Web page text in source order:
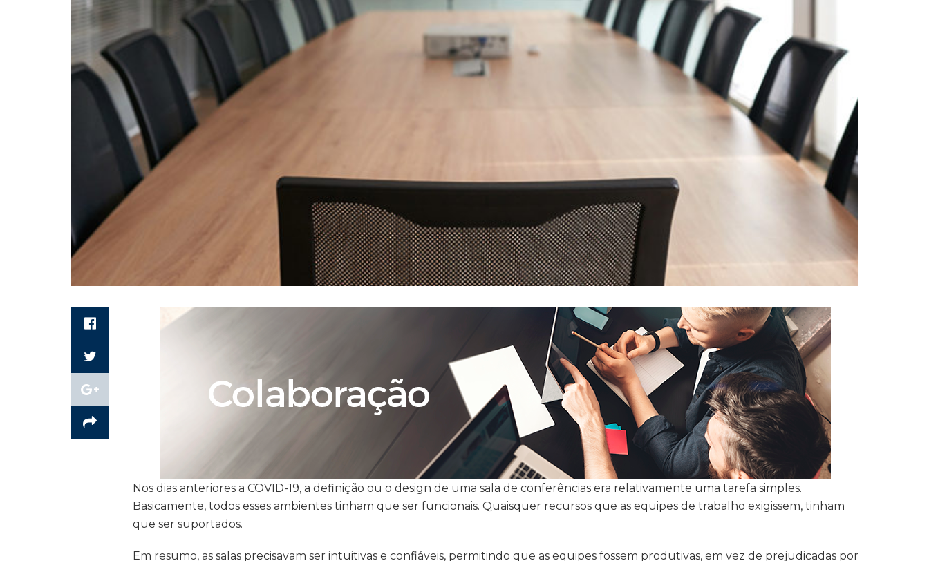
Nos dias anteriores a COVID-19, a definição ou o design de uma sala de conferências era relativamente uma tarefa simples.
Basicamente, todos esses ambientes tinham que ser funcionais. Quaisquer recursos que as equipes de trabalho exigissem, tinham
que ser suportados.
Em resumo, as salas precisavam ser intuitivas e confiáveis, permitindo que as equipes fossem produtivas, em vez de prejudicadas por